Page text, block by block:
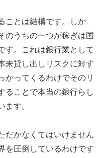
ことは結構です。しか
のうちの一つが稼ぎは国
す。これは銀行業として
来貸し出しリスクに対す
かってくるわけでそのリ
ることで本当の銀行らし
ます。
だかなくてはいけません
を圧倒しているわけです